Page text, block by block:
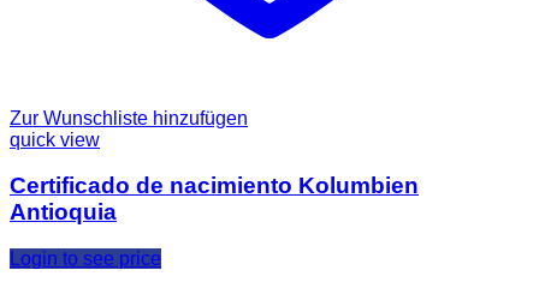
Zur Wunschliste hinzufügen
quick view
Certificado de nacimiento Kolumbien
Antioquia
Login to see price